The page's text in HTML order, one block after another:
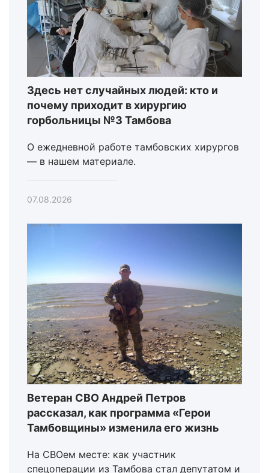
Здесь нет случайных людей: кто и
почему приходит в хирургию
горбольницы №3 Тамбова
О ежедневной работе тамбовских хирургов
— в нашем материале.
07.08.2026
Ветеран СВО Андрей Петров
рассказал, как программа «Герои
Тамбовщины» изменила его жизнь
На СВОем месте: как участник
спецоперации из Тамбова стал депутатом и